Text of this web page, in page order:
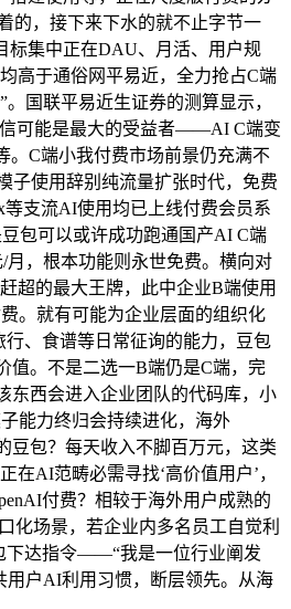
的，接下来下水的就不止字节一
标集中正在DAU、月活、用户规
高于通俗网平易近，全力抢占C端
国联平易近生证券的测算显示，
信可能是最大的受益者——AI C端变
。C端小我付费市场前景仍充满不
子使用辞别纯流量扩张时代，免费
支流AI使用均已上线付费会员系
包可以或许成功跑通国产AI C端
月，根本功能则永世免费。横向对
超的最大王牌，此中企业B端使用
。就有可能为企业层面的组织化
行、食谱等日常征询的能力，豆包
值。不是二选一B端仍是C端，完
东西会进入企业团队的代码库，小
能力终归会持续进化，海外
豆包？每天收入不脚百万元，这类
AI范畴必需寻找‘高价值用户’，
付费？相较于海外用户成熟的
化场景，若企业内多名员工自觉利
下达指令——“我是一位行业阐发
用户AI利用习惯，断层领先。从海